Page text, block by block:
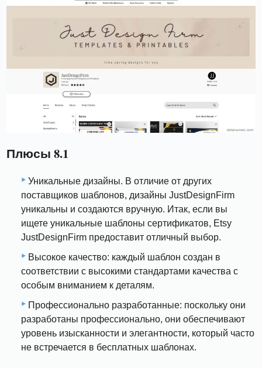
Плюсы 8.1
Уникальные дизайны. В отличие от других
поставщиков шаблонов, дизайны JustDesignFirm
уникальны и создаются вручную. Итак, если вы
ищете уникальные шаблоны сертификатов, Etsy
JustDesignFirm предоставит отличный выбор.
Высокое качество: каждый шаблон создан в
соответствии с высокими стандартами качества с
особым вниманием к деталям.
Профессионально разработанные: поскольку они
разработаны профессионально, они обеспечивают
уровень изысканности и элегантности, который часто
не встречается в бесплатных шаблонах.